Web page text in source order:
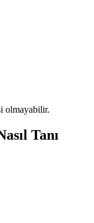
olmayabilir.
Tanı